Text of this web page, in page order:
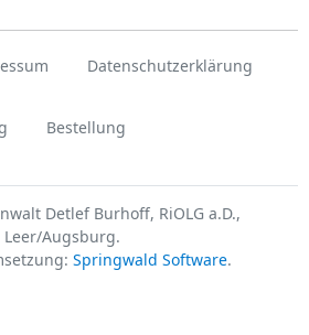
Datenschutzerklärung
Bestellung
Detlef Burhoff, RiOLG a.D.,
Leer/Augsburg.
Springwald Software.